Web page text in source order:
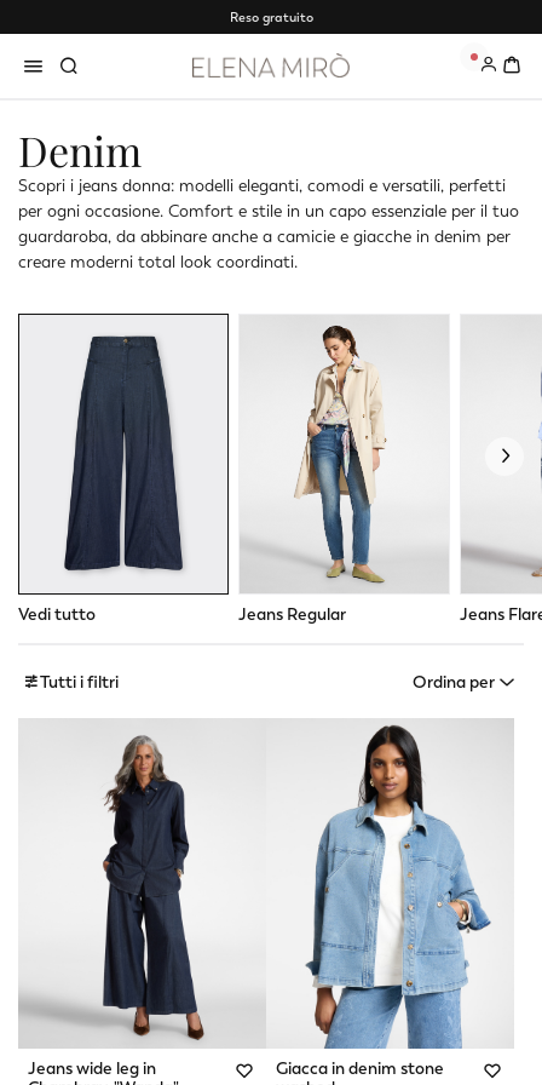
Reso gratuito
0
Denim
Scopri i jeans donna: modelli eleganti, comodi e versatili, perfetti
per ogni occasione. Comfort e stile in un capo essenziale per il tuo
guardaroba, da abbinare anche a camicie e giacche in denim per
creare moderni total look coordinati.
Vedi tutto Jeans Regular Jeans
Tutti i filtri Ordina per
Jeans wide leg in
Giacca in denim stone